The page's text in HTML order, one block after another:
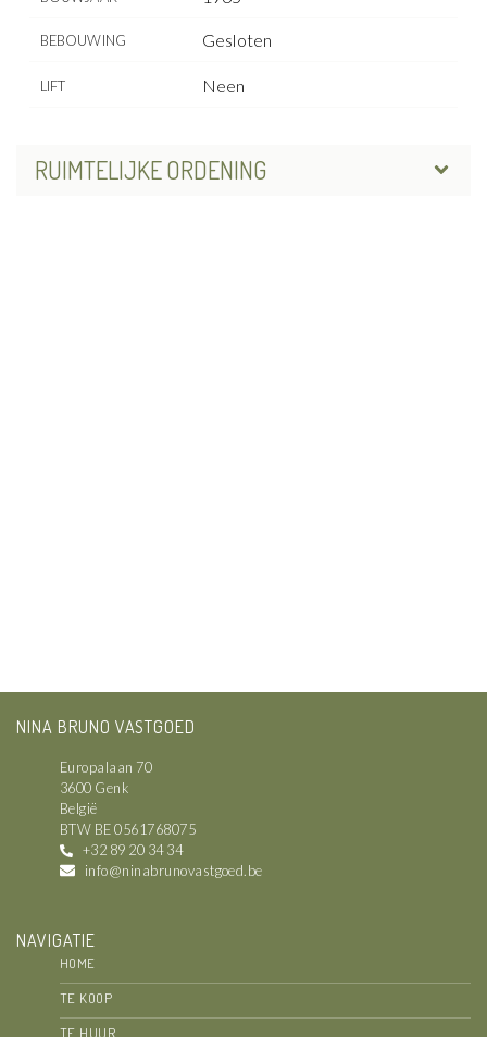
BEBOUWING Gesloten
LIFT Neen
RUIMTELIJKE ORDENING
NINA BRUNO VASTGOED
Europalaan 70
3600 Genk
België
BTW BE 0561768075
+32 89 20 34 34
info@ninabrunovastgoed.be
NAVIGATIE
HOME
TE KOOP
TE HUUR